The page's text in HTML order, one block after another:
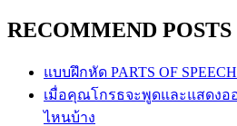
RECOMMEND POSTS
แบบฝึกหัด PARTS OF SPEECH
เมื่อคุณโกรธจะพูดและแสดงอ
ไหนบ้าง